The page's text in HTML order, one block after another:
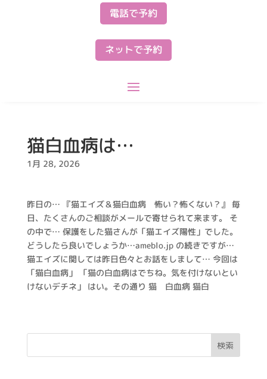
電話で予約
ネットで予約
猫白血病は…
1月 28, 2026
昨日の… 『猫エイズ＆猫白血病 怖い？怖くない？』 毎
日、たくさんのご相談がメールで寄せられて来ます。 そ
の中で… 保護をした猫さんが「猫エイズ陽性」でした。
どうしたら良いでしょうか…ameblo.jp の続きですが…
猫エイズに関しては昨日色々とお話をしまして… 今回は
「猫白血病」 「猫の白血病はでちね。気を付けないとい
けないデチネ」 はい。その通り 猫 白血病 猫白